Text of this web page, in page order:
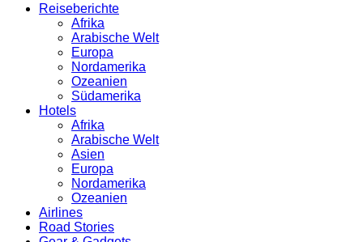
Reiseberichte
Afrika
Arabische Welt
Europa
Nordamerika
Ozeanien
Südamerika
Hotels
Afrika
Arabische Welt
Asien
Europa
Nordamerika
Ozeanien
Airlines
Road Stories